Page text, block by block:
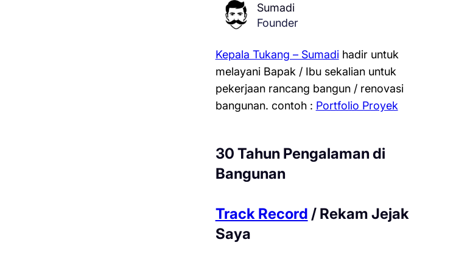
Sumadi
Founder
Kepala Tukang – Sumadihadir untuk
melayani Bapak / Ibu sekalian untuk
pekerjaan rancang bangun / renovasi
bangunan. contoh : Portfolio Proyek
30 Tahun Pengalaman di
Bangunan
Track Record / Rekam Jejak
Saya